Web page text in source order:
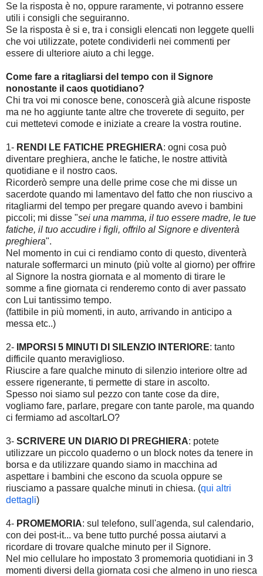
Se la risposta è no, oppure raramente, vi potranno essere
utili i consigli che seguiranno.
Se la risposta è si e, tra i consigli elencati non leggete quelli
che voi utilizzate, potete condividerli nei commenti per
essere di ulteriore aiuto a chi legge.
Come fare a ritagliarsi del tempo con il Signore
nonostante il caos quotidiano?
Chi tra voi mi conosce bene, conoscerà già alcune risposte
ma ne ho aggiunte tante altre che troverete di seguito, per
cui mettetevi comode e iniziate a creare la vostra routine.
1- RENDI LE FATICHE PREGHIERA: ogni cosa può
diventare preghiera, anche le fatiche, le nostre attività
quotidiane e il nostro caos.
Ricorderò sempre una delle prime cose che mi disse un
sacerdote quando mi lamentavo del fatto che non riuscivo a
ritagliarmi del tempo per pregare quando avevo i bambini
piccoli; mi disse "sei una mamma, il tuo essere madre, le tue
fatiche, il tuo accudire i figli, offrilo al Signore e diventerà
preghiera".
Nel momento in cui ci rendiamo conto di questo, diventerà
naturale soffermarci un minuto (più volte al giorno) per offrire
al Signore la nostra giornata e al momento di tirare le
somme a fine giornata ci renderemo conto di aver passato
con Lui tantissimo tempo.
(fattibile in più momenti, in auto, arrivando in anticipo a
messa etc..)
2- IMPORSI 5 MINUTI DI SILENZIO INTERIORE: tanto
difficile quanto meraviglioso.
Riuscire a fare qualche minuto di silenzio interiore oltre ad
essere rigenerante, ti permette di stare in ascolto.
Spesso noi siamo sul pezzo con tante cose da dire,
vogliamo fare, parlare, pregare con tante parole, ma quando
ci fermiamo ad ascoltarLO?
3- SCRIVERE UN DIARIO DI PREGHIERA: potete
utilizzare un piccolo quaderno o un block notes da tenere in
borsa e da utilizzare quando siamo in macchina ad
aspettare i bambini che escono da scuola oppure se
riusciamo a passare qualche minuti in chiesa. (qui altri
dettagli)
4- PROMEMORIA: sul telefono, sull'agenda, sul calendario,
con dei post-it... va bene tutto purché possa aiutarvi a
ricordare di trovare qualche minuto per il Signore.
Nel mio cellulare ho impostato 3 promemoria quotidiani in 3
momenti diversi della giornata cosi che almeno in uno riesca